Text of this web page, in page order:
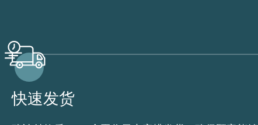
快速发货